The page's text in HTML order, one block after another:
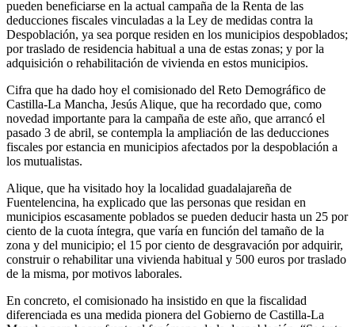
pueden beneficiarse en la actual campaña de la Renta de las
deducciones fiscales vinculadas a la Ley de medidas contra la
Despoblación, ya sea porque residen en los municipios despoblados;
por traslado de residencia habitual a una de estas zonas; y por la
adquisición o rehabilitación de vivienda en estos municipios.
Cifra que ha dado hoy el comisionado del Reto Demográfico de
Castilla-La Mancha, Jesús Alique, que ha recordado que, como
novedad importante para la campaña de este año, que arrancó el
pasado 3 de abril, se contempla la ampliación de las deducciones
fiscales por estancia en municipios afectados por la despoblación a
los mutualistas.
Alique, que ha visitado hoy la localidad guadalajareña de
Fuentelencina, ha explicado que las personas que residan en
municipios escasamente poblados se pueden deducir hasta un 25 por
ciento de la cuota íntegra, que varía en función del tamaño de la
zona y del municipio; el 15 por ciento de desgravación por adquirir,
construir o rehabilitar una vivienda habitual y 500 euros por traslado
de la misma, por motivos laborales.
En concreto, el comisionado ha insistido en que la fiscalidad
diferenciada es una medida pionera del Gobierno de Castilla-La